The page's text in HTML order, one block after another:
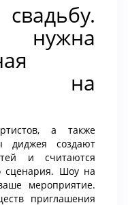
на
а также
диджея создают
и считаются
сценария. Шоу на
мероприятие.
приглашения